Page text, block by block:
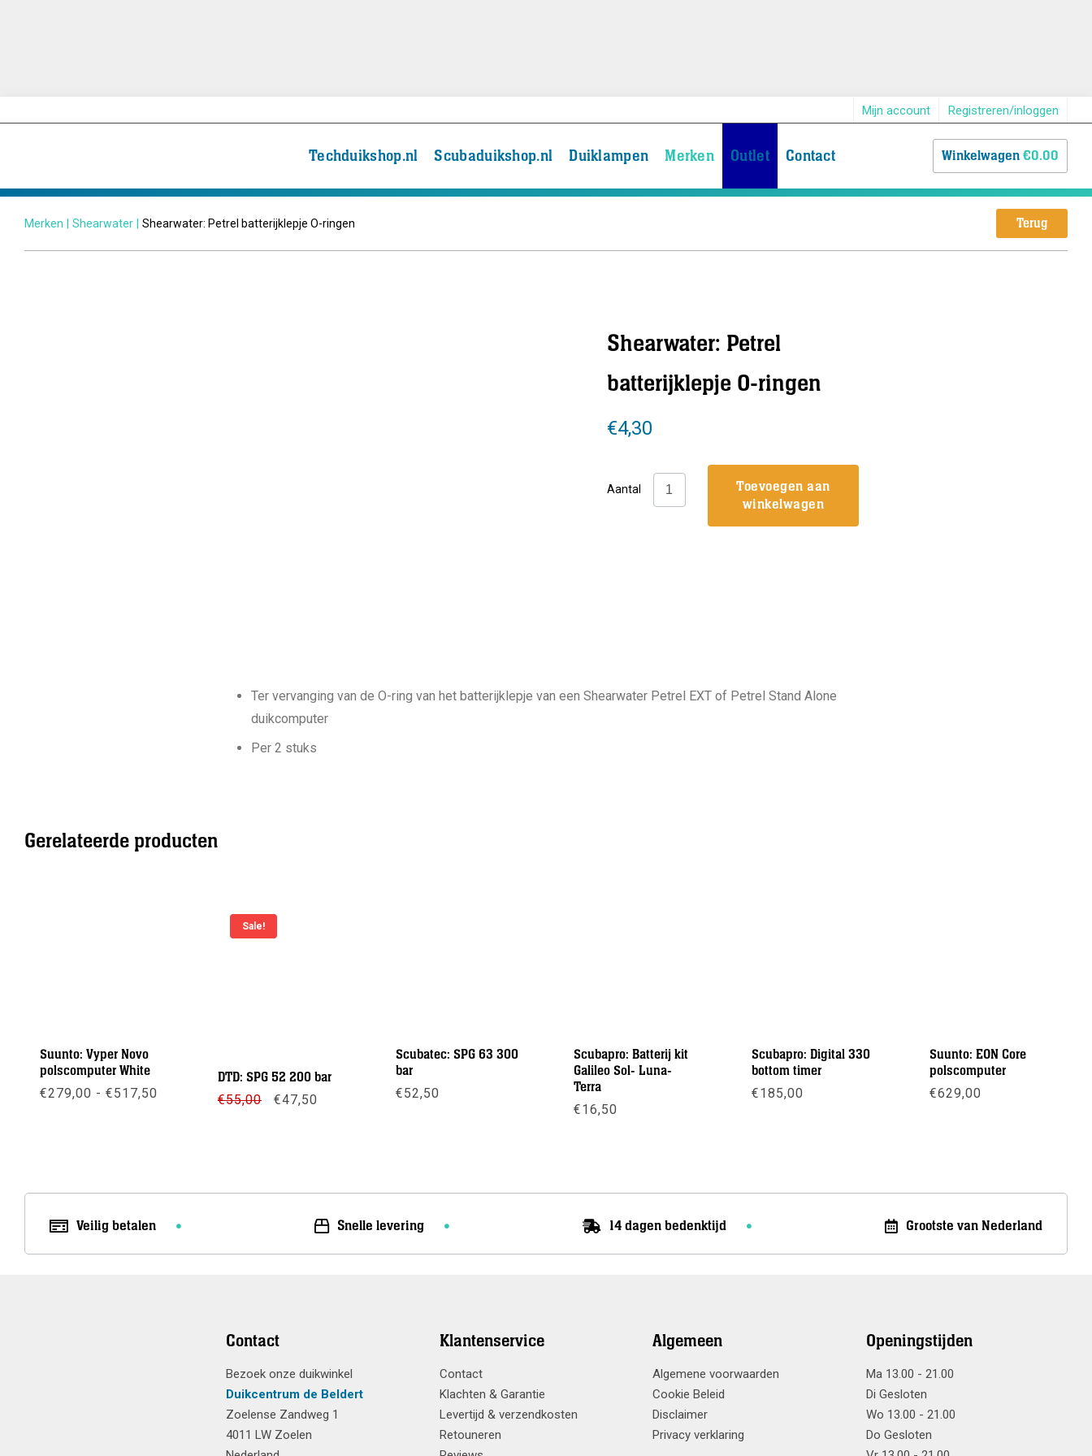
Mijn account Registreren/inloggen
Techduikshop.nl Scubaduikshop.nl Duiklampen Merken Outlet Contact Winkelwagen€0.00
Merken Shearwater Shearwater: Petrel batterijklepje O-ringen Terug
Shearwater: Petrel
batterijklepje O-ringen
€4,30
Aantal
Shearwater:
Petrel
batterijklepje
Toevoegen aan
winkelwagen
Ter vervanging van de O-ring van het batterijklepje van een Shearwater Petrel EXT of Petrel Stand Alone
duikcomputer
Per 2 stuks
Gerelateerde producten
Suunto: Vyper Novo
polscomputer White
€279,00 - €517,50 Prijsklasse:
Sale!
DTD: SPG 52 200 bar
€55,00
Oorspronkelijke
€47,50
Scubatec: SPG 63 300
bar
€52,50
Scubapro: Batterij kit
Galileo Sol- Luna-
Terra
€16,50
Scubapro: Digital 330
bottom timer
€185,00
Suunto: EON Core
polscomputer
€629,00
Veilig betalen Snelle levering 14 dagen bedenktijd Grootste van Nederland
Contact
Bezoek onze duikwinkel
Duikcentrum de Beldert
Zoelense Zandweg 1
4011 LW Zoelen
Klantenservice
Contact
Klachten & Garantie
Levertijd & verzendkosten
Retouneren
Algemeen
Algemene voorwaarden
Cookie Beleid
Disclaimer
Privacy verklaring
Openingstijden
Ma 13.00 - 21.00
Di Gesloten
Wo 13.00 - 21.00
Do Gesloten